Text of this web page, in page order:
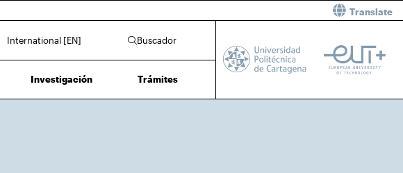
Translate
International [EN] Buscador
Investigación Trámites